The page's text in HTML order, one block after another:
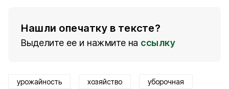
Нашли опечатку в тексте?
Выделите ее и нажмите на ссылку
урожайность хозяйство уборочная